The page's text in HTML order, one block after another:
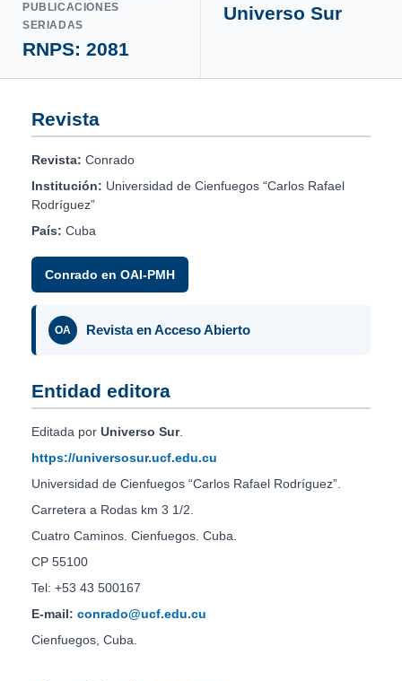
PUBLICACIONES
SERIADAS
RNPS: 2081
Universo Sur
Revista
Revista: Conrado
Institución: Universidad de Cienfuegos “Carlos Rafael
Rodríguez”
País: Cuba
Conrado en OAI-PMH
OA Revista en Acceso Abierto
Entidad editora
Editada por Universo Sur.
https://universosur.ucf.edu.cu
Universidad de Cienfuegos “Carlos Rafael Rodríguez”.
Carretera a Rodas km 3 1/2.
Cuatro Caminos. Cienfuegos. Cuba.
CP 55100
Tel: +53 43 500167
E-mail: conrado@ucf.edu.cu
Cienfuegos, Cuba.